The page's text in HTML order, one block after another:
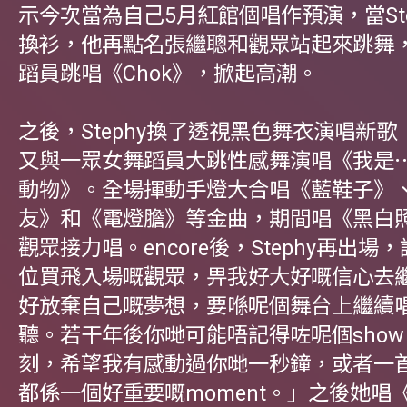
示今次當為自己5月紅館個唱作預演，當
換衫，他再點名張繼聰和觀眾站起來跳舞
蹈員跳唱《Chok》，掀起高潮。
之後，Stephy換了透視黑色舞衣演唱新歌
又與一眾女舞蹈員大跳性感舞演唱《我
動物》。全場揮動手燈大合唱《藍鞋子》
友》和《電燈膽》等金曲，期間唱《黑白
觀眾接力唱。encore後，Stephy再出場，
位買飛入場嘅觀眾，畀我好大好嘅信心去
好放棄自己嘅夢想，要喺呢個舞台上繼續
聽。若干年後你哋可能唔記得咗呢個
刻，希望我有感動過你哋一秒鐘，或者一
都係一個好重要嘅moment。」之後她唱